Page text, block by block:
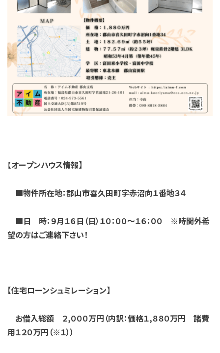
【オープンハウス情報】
■物件所在地：郡山市喜久田町字赤沼向１番地３４
■日 時：９月１６日（日）１０：００～１６：００ ※時間外希
望の方はご連絡下さい！
【住宅ローンシュミレーション】
お借入総額 ２,０００万円（内訳：価格１,８８０万円 諸費
用１２０万円（※１））